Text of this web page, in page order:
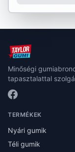
Minőségi
tapasztalattal
TERMÉKEK
Nyári gumik
Téli gumik